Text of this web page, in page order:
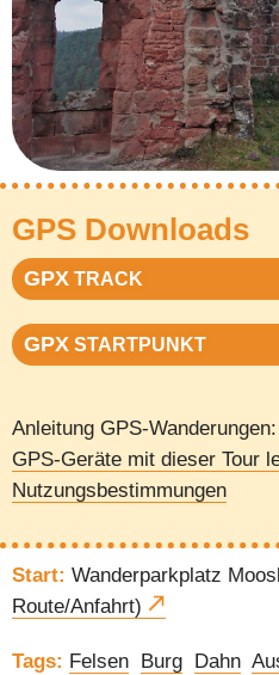
GPS Downloads
GPX TRACK
GPX STARTPUNKT
Anleitung GPS-Wanderungen:
GPS-Geräte mit dieser Tour
Nutzungsbestimmungen
Start: Wanderparkplatz
Route/Anfahrt)
Tags: Felsen Burg Dahn